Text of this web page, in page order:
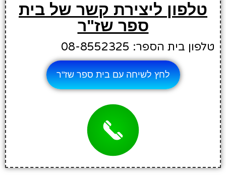
טלפון ליצירת קשר של בית
ספר שז"ר
טלפון בית הספר: 08-8552325
לחץ לשיחה עם בית ספר שז"ר